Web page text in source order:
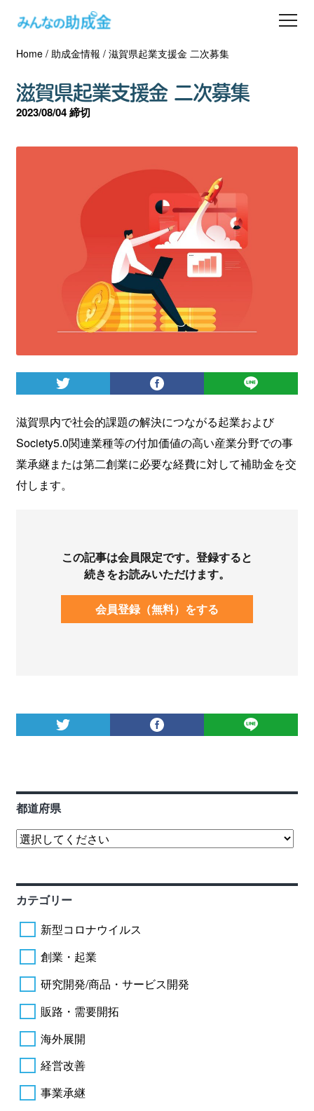
助成金を探す
士業の方へ
助成金コラム
会員登録
ログイン
Home/ 助成金情報 / 滋賀県起業支援金 二次募集
滋賀県起業支援金 二次募集
2023/08/04 締切
滋賀県内で社会的課題の解決につながる起業および
Society5.0関連業種等の付加価値の高い産業分野での事
業承継または第二創業に必要な経費に対して補助金を交
付します。
この記事は会員限定です。登録すると
続きをお読みいただけます。
会員登録（無料）をする
都道府県
カテゴリー
新型コロナウイルス
創業・起業
研究開発/商品・サービス開発
販路・需要開拓
海外展開
経営改善
事業承継